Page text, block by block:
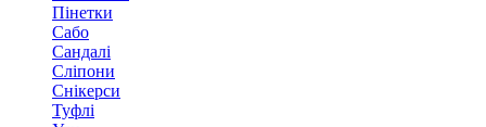
Пінетки
Сабо
Сандалі
Сліпони
Снікерси
Туфлі